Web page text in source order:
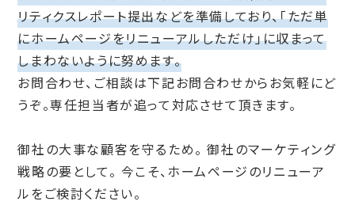
リティクスレポート提出などを準備しており、「ただ単
にホームページをリニューアルしただけ」に収まって
しまわないように努めます。
お問合わせ、ご相談は下記お問合わせからお気軽にど
うぞ。専任担当者が追って対応させて頂きます。
御社の大事な顧客を守るため。 御社のマーケティング
戦略の要として。 今こそ、ホームページのリニューア
ルをご検討ください。